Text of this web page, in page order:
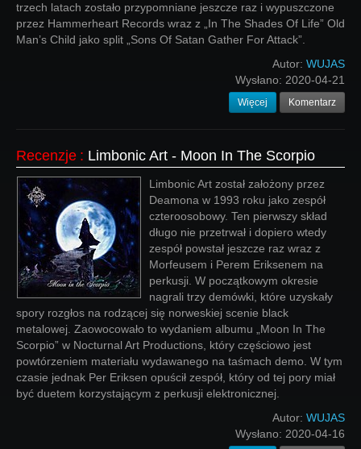
trzech latach zostało przypomniane jeszcze raz i wypuszczone
przez Hammerheart Records wraz z „In The Shades Of Life” Old
Man’s Child jako split „Sons Of Satan Gather For Attack”.
Autor: WUJAS
Wysłano: 2020-04-21
Więcej Komentarz
Recenzje : Limbonic Art - Moon In The Scorpio
Limbonic Art został założony przez
Deamona w 1993 roku jako zespół
czteroosobowy. Ten pierwszy skład
długo nie przetrwał i dopiero wtedy
zespół powstał jeszcze raz wraz z
Morfeusem i Perem Eriksenem na
perkusji. W początkowym okresie
nagrali trzy demówki, które uzyskały
spory rozgłos na rodzącej się norweskiej scenie black
metalowej. Zaowocowało to wydaniem albumu „Moon In The
Scorpio” w Nocturnal Art Productions, który częściowo jest
powtórzeniem materiału wydawanego na taśmach demo. W tym
czasie jednak Per Eriksen opuścił zespół, który od tej pory miał
być duetem korzystającym z perkusji elektronicznej.
Autor: WUJAS
Wysłano: 2020-04-16